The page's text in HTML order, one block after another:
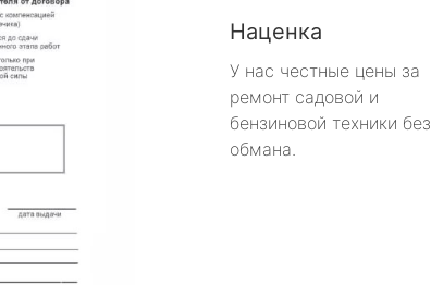
Наценка
У нас честные цены за
ремонт садовой и
бензиновой техники без
обмана.